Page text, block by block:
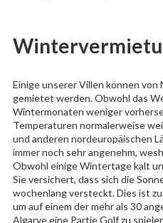
Einige unserer Villen können von
gemietet werden. Obwohl das
Wintermonaten weniger
Temperaturen normalerweise
und anderen nordeuropäischen
immer noch sehr angenehm,
Obwohl einige Wintertage kalt
Sie versichert, dass sich die
wochenlang versteckt. Dies ist
um auf einem der mehr als 30
Algarve eine Partie Golf zu